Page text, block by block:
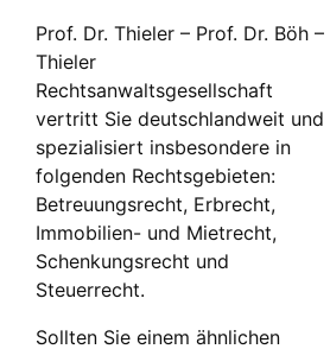
Prof. Dr. Thieler – Prof. Dr. Böh –
Thieler
Rechtsanwaltsgesellschaft
vertritt Sie deutschlandweit und
spezialisiert insbesondere in
folgenden Rechtsgebieten:
Betreuungsrecht, Erbrecht,
Immobilien- und Mietrecht,
Schenkungsrecht und
Steuerrecht.
Sollten Sie einem ähnlichen